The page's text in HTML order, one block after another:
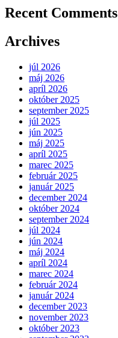
Recent Comments
Archives
júl 2026
máj 2026
apríl 2026
október 2025
september 2025
júl 2025
jún 2025
máj 2025
apríl 2025
marec 2025
február 2025
január 2025
december 2024
október 2024
september 2024
júl 2024
jún 2024
máj 2024
apríl 2024
marec 2024
február 2024
január 2024
december 2023
november 2023
október 2023